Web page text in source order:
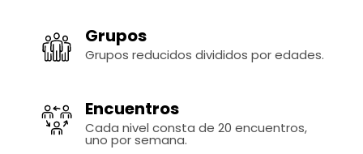
Grupos
Grupos reducidos divididos por edades.
Encuentros
Cada nivel consta de 20 encuentros,
uno por semana.